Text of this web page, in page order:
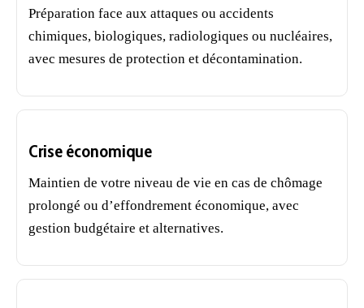
Préparation face aux attaques ou accidents
chimiques, biologiques, radiologiques ou nucléaires,
avec mesures de protection et décontamination.
Crise économique
Maintien de votre niveau de vie en cas de chômage
prolongé ou d’effondrement économique, avec
gestion budgétaire et alternatives.